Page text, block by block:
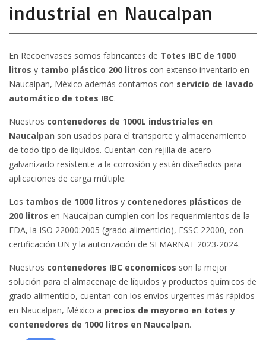
industrial en Naucalpan
En Recoenvases somos fabricantes de Totes IBC de 1000
litros y tambo plástico 200 litros con extenso inventario en
Naucalpan, México además contamos con servicio de lavado
automático de totes IBC.
Nuestros contenedores de 1000L industriales en
Naucalpan son usados para el transporte y almacenamiento
de todo tipo de líquidos. Cuentan con rejilla de acero
galvanizado resistente a la corrosión y están diseñados para
aplicaciones de carga múltiple.
Los tambos de 1000 litros y contenedores plásticos de
200 litros en Naucalpan cumplen con los requerimientos de la
FDA, la ISO 22000:2005 (grado alimenticio), FSSC 22000, con
certificación UN y la autorización de SEMARNAT 2023-2024.
Nuestros contenedores IBC economicos son la mejor
solución para el almacenaje de líquidos y productos químicos de
grado alimenticio, cuentan con los envíos urgentes más rápidos
en Naucalpan, México a precios de mayoreo en totes y
contenedores de 1000 litros en Naucalpan.